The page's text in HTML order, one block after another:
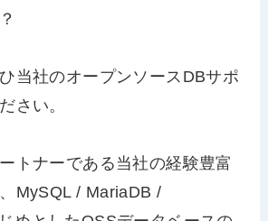
当社のオープンソースDBサポ
さい。
トナーである当社の経験豊富
MySQL / MariaDB /